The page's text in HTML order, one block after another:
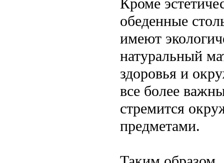
Кроме
обеденные
имеют
натуральный
здоровья и
все более
стремится
предметами.